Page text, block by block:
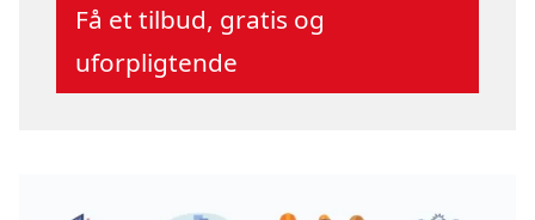
Få et tilbud, gratis og
uforpligtende